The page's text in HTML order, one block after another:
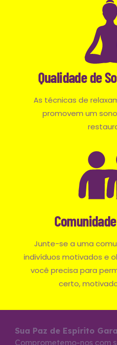
Qualidade de
As técnicas de
promovem um
Junte-se a uma
indivíduos motivados e
você precisa para
certo,
Sua Paz de Espírito
Comprometemo-nos com